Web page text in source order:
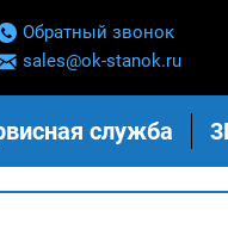
Обратный звонок
sales@ok-stanok.ru
служба